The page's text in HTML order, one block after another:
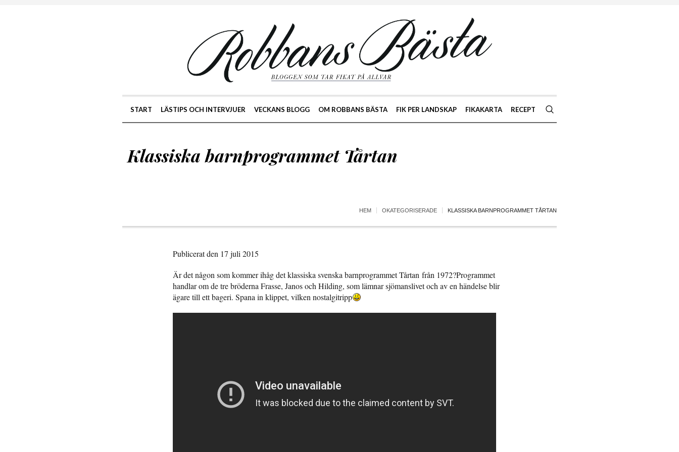
START LÄSTIPS OCH INTERVJUER VECKANS BLOGG OM ROBBANS BÄSTA FIK PER LANDSKAP FIKAKARTA RECEPT
Klassiska barnprogrammet Tårtan
HEM OKATEGORISERADE KLASSISKA BARNPROGRAMMET TÅRTAN
Publicerat den 17 juli 2015
Är det någon som kommer ihåg det klassiska svenska barnprogrammet Tårtan från 1972?Programmet
handlar om de tre bröderna Frasse, Janos och Hilding, som lämnar sjömanslivet och av en händelse blir
ägare till ett bageri. Spana in klippet, vilken nostalgitripp